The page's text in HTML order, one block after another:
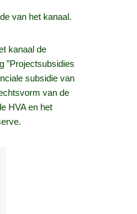
van het kanaal.
kanaal de
”Projectsubsidies
subsidie van
van de
HVA en het